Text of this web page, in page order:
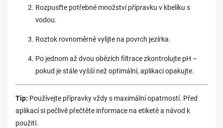
Rozpusťte potřebné množství přípravku v kbelíku s
vodou.
Roztok rovnoměrně vylijte na povrch jezírka.
Po jednom až dvou obězích filtrace zkontrolujte pH –
pokud je stále vyšší než optimální, aplikaci opakujte.
Tip: Používejte přípravky vždy s maximální opatrností. Před
aplikací si pečlivě přečtěte informace na etiketě a návod k
použití.